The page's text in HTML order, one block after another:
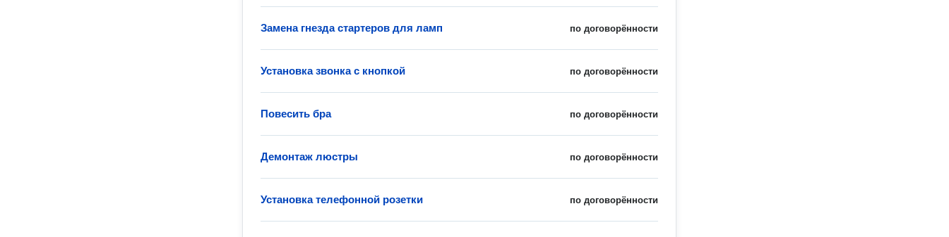
по договорённости
Замена гнезда стартеров для ламп
по договорённости
Установка звонка с кнопкой
по договорённости
Повесить бра
по договорённости
Демонтаж люстры
по договорённости
Установка телефонной розетки